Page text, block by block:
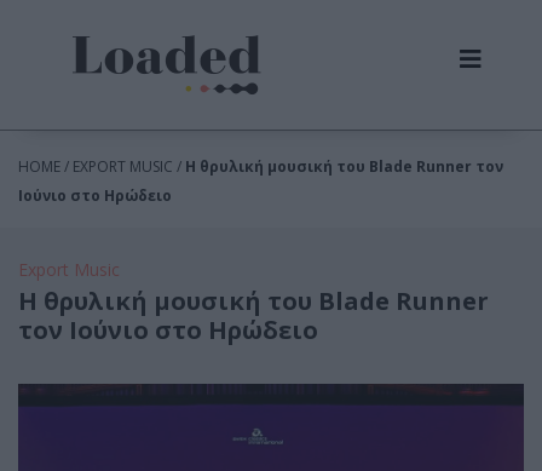
HOME / EXPORT MUSIC / Η θρυλική μουσική του Blade Runner τον
Ιούνιο στο Ηρώδειο
Export Music
Η θρυλική μουσική του Blade Runner
τον Ιούνιο στο Ηρώδειο